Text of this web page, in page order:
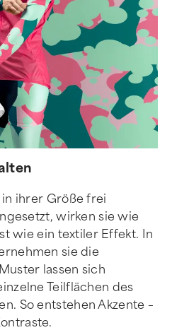
in ihrer Größe frei
wirken sie wie
wie ein textiler Effekt. In
sie die
lassen sich
Teilflächen des
So entstehen Akzente –